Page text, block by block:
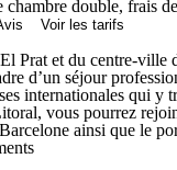
chambre double, frais
Voir les tarifs
Prat et du centre-ville
d’un séjour
internationales qui
vous pourrez
ainsi que le